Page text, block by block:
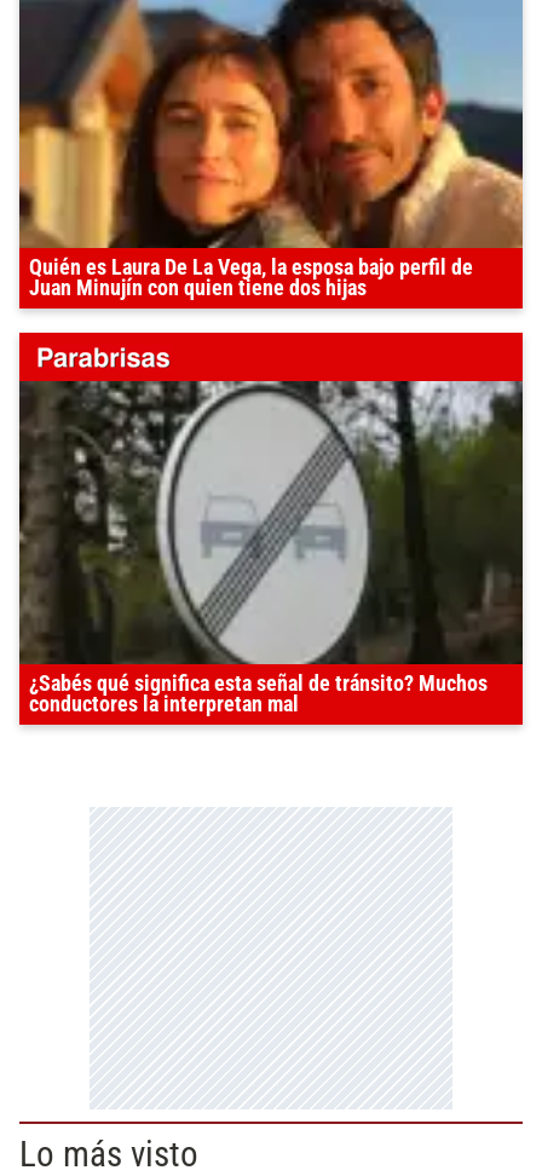
Quién es Laura De La Vega, la esposa bajo perfil de
Juan Minujín con quien tiene dos hijas
¿Sabés qué significa esta señal de tránsito? Muchos
conductores la interpretan mal
Lo más visto